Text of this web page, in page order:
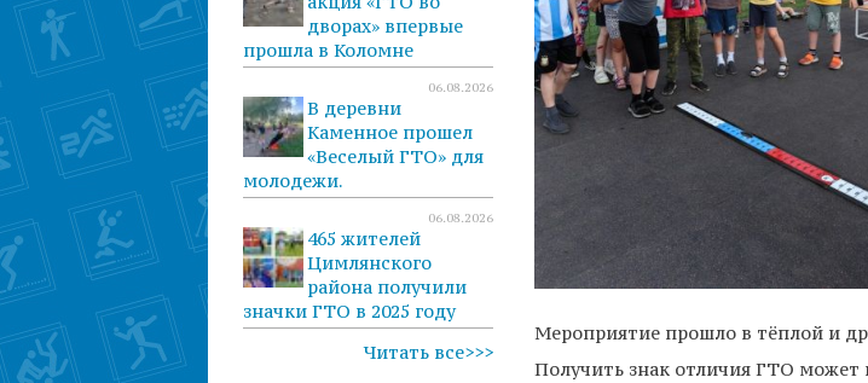
дворах» впервые
прошла в Коломне
06.08.2026
В деревни
Каменное прошел
«Веселый ГТО» для
молодежи.
06.08.2026
465 жителей
Цимлянского
района получили
значки ГТО в 2025 году
Читать все>>>
Мероприятие прошло в тёплой и
Получить знак отличия ГТО может